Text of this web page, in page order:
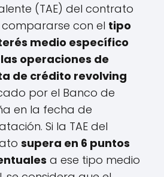
(TAE) del contrato
con el tipo
medio específico
operaciones de
de crédito revolving
por el Banco de
en la fecha de
Si la TAE del
supera en 6 puntos
a ese tipo medio